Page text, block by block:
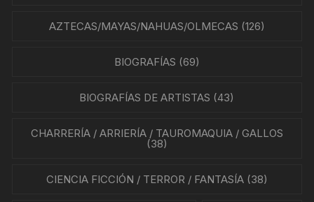
AZTECAS/MAYAS/NAHUAS/OLMECAS (126)
BIOGRAFÍAS (69)
BIOGRAFÍAS DE ARTISTAS (43)
CHARRERÍA / ARRIERÍA / TAUROMAQUIA / GALLOS
(38)
CIENCIA FICCIÓN / TERROR / FANTASÍA(38)